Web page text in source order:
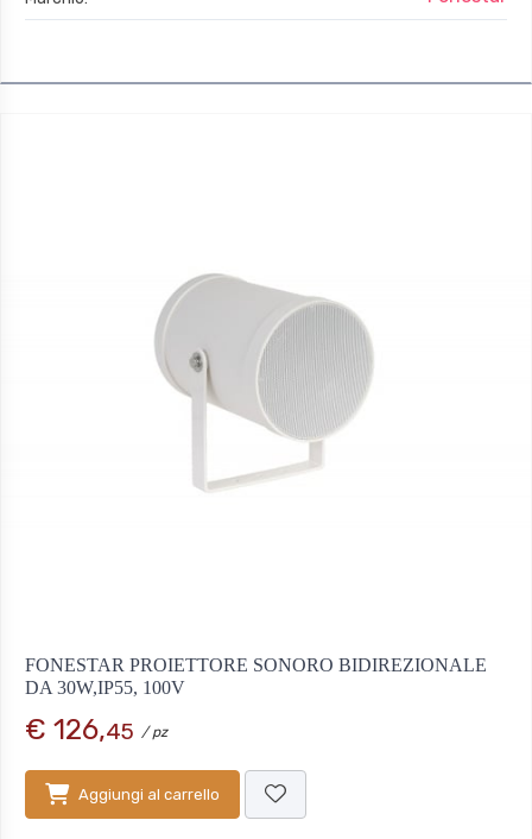
FONESTAR PROIETTORE SONORO BIDIREZIONALE
DA 30W,IP55, 100V
€ 126,45 / pz
Aggiungi al carrello